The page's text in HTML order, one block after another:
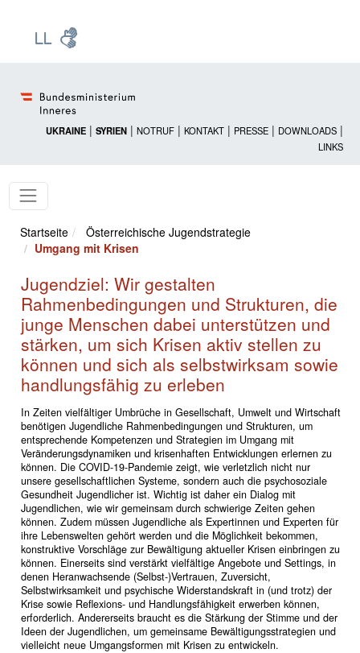
UKRAINE | SYRIEN | NOTRUF | KONTAKT | PRESSE | DOWNLOADS |
LINKS
Startseite
Österreichische Jugendstrategie
Umgang mit Krisen
Jugendziel: Wir gestalten
Rahmenbedingungen und Strukturen, die
junge Menschen dabei unterstützen und
stärken, um sich Krisen aktiv stellen zu
können und sich als selbstwirksam sowie
handlungsfähig zu erleben
In Zeiten vielfältiger Umbrüche in Gesellschaft, Umwelt und Wirtschaft
benötigen Jugendliche Rahmenbedingungen und Strukturen, um
entsprechende Kompetenzen und Strategien im Umgang mit
Veränderungsdynamiken und krisenhaften Entwicklungen erlernen zu
können. Die COVID-19-Pandemie zeigt, wie verletzlich nicht nur
unsere gesellschaftlichen Systeme, sondern auch die psychosoziale
Gesundheit Jugendlicher ist. Wichtig ist daher ein Dialog mit
Jugendlichen, wie wir gemeinsam durch schwierige Zeiten gehen
können. Zudem müssen Jugendliche als Expertinnen und Experten für
ihre Lebenswelten gehört werden und die Möglichkeit bekommen,
konstruktive Vorschläge zur Bewältigung aktueller Krisen einbringen zu
können. Einerseits sind verstärkt vielfältige Angebote und Settings, in
denen Heranwachsende (Selbst-)Vertrauen, Zuversicht,
Selbstwirksamkeit und psychische Widerstandskraft in (und trotz) der
Krise sowie Reflexions- und Handlungsfähigkeit erwerben können,
erforderlich. Andererseits braucht es die Stärkung der Stimme und der
Ideen der Jugendlichen, um gemeinsame Bewältigungsstrategien und
vielleicht neue Umgangsformen mit Krisen zu entwickeln.